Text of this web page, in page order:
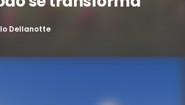
Dellanotte